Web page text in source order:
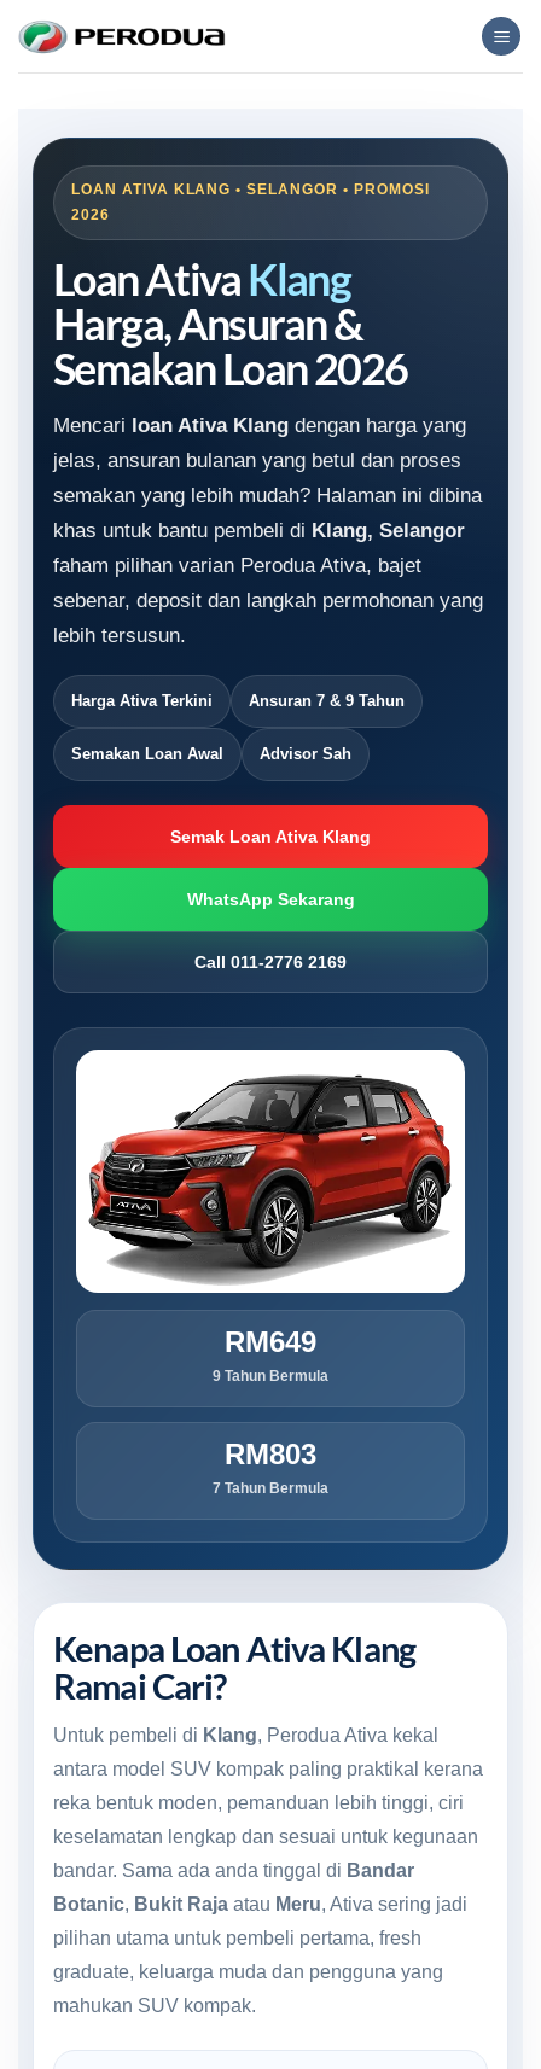
content
LOAN ATIVA KLANG • SELANGOR • PROMOSI
2026
Loan AtivaKlang
Harga, Ansuran &
Semakan Loan 2026
Mencari loan Ativa Klang dengan harga yang
jelas, ansuran bulanan yang betul dan proses
semakan yang lebih mudah? Halaman ini dibina
khas untuk bantu pembeli di Klang, Selangor
faham pilihan varian Perodua Ativa, bajet
sebenar, deposit dan langkah permohonan yang
lebih tersusun.
Harga Ativa Terkini Ansuran 7 & 9 Tahun
Semakan Loan Awal Advisor Sah
Semak Loan Ativa Klang
WhatsApp Sekarang
Call 011-2776 2169
RM649
9 Tahun Bermula
RM803
7 Tahun Bermula
Kenapa Loan Ativa Klang
Ramai Cari?
Untuk pembeli di Klang, Perodua Ativa kekal
antara model SUV kompak paling praktikal kerana
reka bentuk moden, pemanduan lebih tinggi, ciri
keselamatan lengkap dan sesuai untuk kegunaan
bandar. Sama ada anda tinggal di Bandar
Botanic, Bukit Raja atau Meru, Ativa sering jadi
pilihan utama untuk pembeli pertama, fresh
graduate, keluarga muda dan pengguna yang
mahukan SUV kompak.